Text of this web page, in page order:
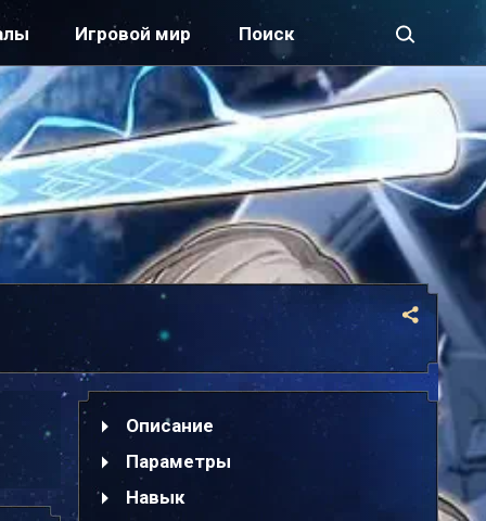
Игровой мир
Описание
Параметры
Навык